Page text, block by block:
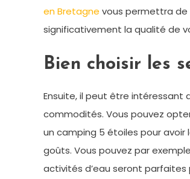
en Bretagne vous permettra de
significativement la qualité de
Bien choisir les
Ensuite, il peut être intéressant
commodités. Vous pouvez
un camping 5 étoiles pour avoir
goûts. Vous pouvez par
activités d’eau seront parfaites